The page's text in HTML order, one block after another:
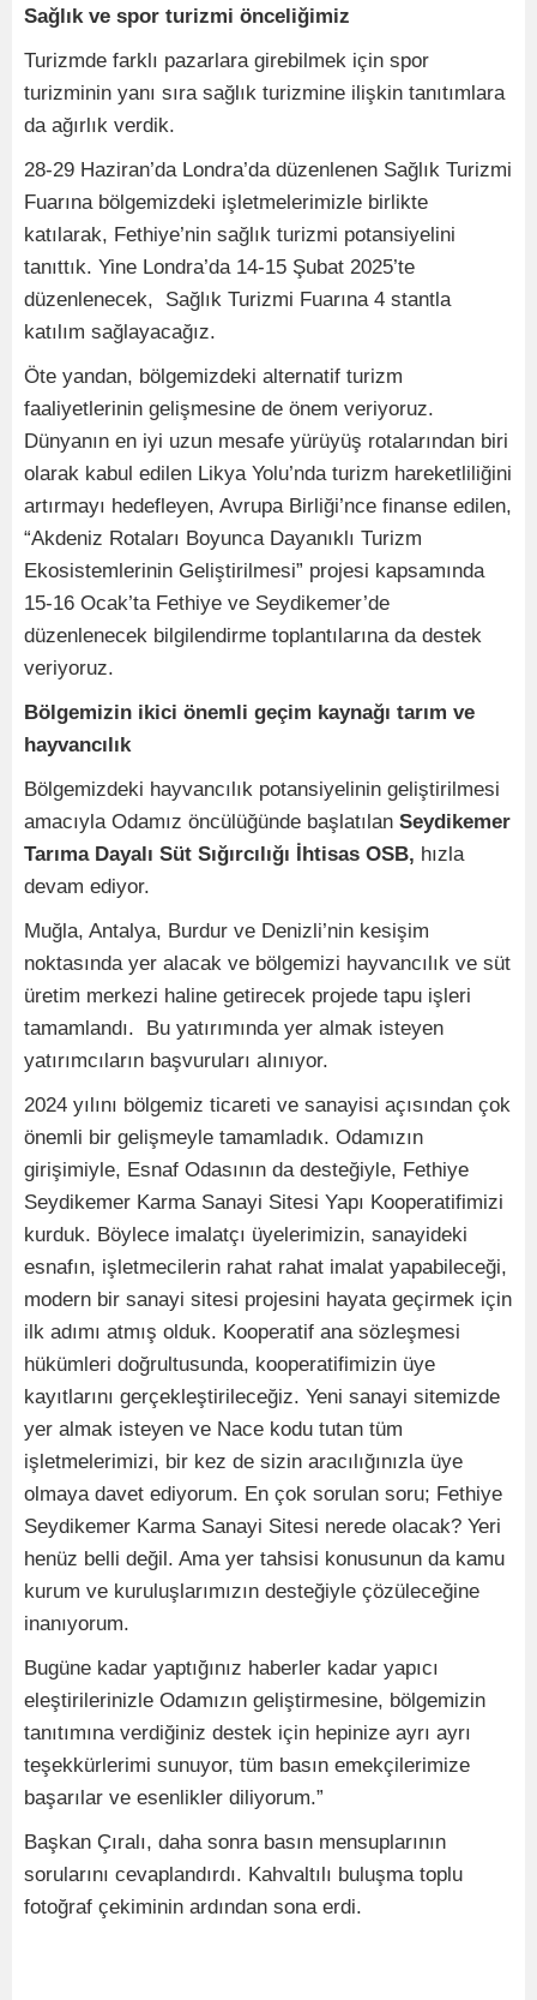
Sağlık ve spor turizmi önceliğimiz
Turizmde farklı pazarlara girebilmek için spor
turizminin yanı sıra sağlık turizmine ilişkin tanıtımlara
da ağırlık verdik.
28-29 Haziran’da Londra’da düzenlenen Sağlık Turizmi
Fuarına bölgemizdeki işletmelerimizle birlikte
katılarak, Fethiye’nin sağlık turizmi potansiyelini
tanıttık. Yine Londra’da 14-15 Şubat 2025’te
düzenlenecek, Sağlık Turizmi Fuarına 4 stantla
katılım sağlayacağız.
Öte yandan, bölgemizdeki alternatif turizm
faaliyetlerinin gelişmesine de önem veriyoruz.
Dünyanın en iyi uzun mesafe yürüyüş rotalarından biri
olarak kabul edilen Likya Yolu’nda turizm hareketliliğini
artırmayı hedefleyen, Avrupa Birliği’nce finanse edilen,
“Akdeniz Rotaları Boyunca Dayanıklı Turizm
Ekosistemlerinin Geliştirilmesi” projesi kapsamında
15-16 Ocak’ta Fethiye ve Seydikemer’de
düzenlenecek bilgilendirme toplantılarına da destek
veriyoruz.
Bölgemizin ikici önemli geçim kaynağı tarım ve
hayvancılık
Bölgemizdeki hayvancılık potansiyelinin geliştirilmesi
amacıyla Odamız öncülüğünde başlatılan Seydikemer
Tarıma Dayalı Süt Sığırcılığı İhtisas OSB, hızla
devam ediyor.
Muğla, Antalya, Burdur ve Denizli’nin kesişim
noktasında yer alacak ve bölgemizi hayvancılık ve süt
üretim merkezi haline getirecek projede tapu işleri
tamamlandı. Bu yatırımında yer almak isteyen
yatırımcıların başvuruları alınıyor.
2024 yılını bölgemiz ticareti ve sanayisi açısından çok
önemli bir gelişmeyle tamamladık. Odamızın
girişimiyle, Esnaf Odasının da desteğiyle, Fethiye
Seydikemer Karma Sanayi Sitesi Yapı Kooperatifimizi
kurduk. Böylece imalatçı üyelerimizin, sanayideki
esnafın, işletmecilerin rahat rahat imalat yapabileceği,
modern bir sanayi sitesi projesini hayata geçirmek için
ilk adımı atmış olduk. Kooperatif ana sözleşmesi
hükümleri doğrultusunda, kooperatifimizin üye
kayıtlarını gerçekleştirileceğiz. Yeni sanayi sitemizde
yer almak isteyen ve Nace kodu tutan tüm
işletmelerimizi, bir kez de sizin aracılığınızla üye
olmaya davet ediyorum. En çok sorulan soru; Fethiye
Seydikemer Karma Sanayi Sitesi nerede olacak? Yeri
henüz belli değil. Ama yer tahsisi konusunun da kamu
kurum ve kuruluşlarımızın desteğiyle çözüleceğine
inanıyorum.
Bugüne kadar yaptığınız haberler kadar yapıcı
eleştirilerinizle Odamızın geliştirmesine, bölgemizin
tanıtımına verdiğiniz destek için hepinize ayrı ayrı
teşekkürlerimi sunuyor, tüm basın emekçilerimize
başarılar ve esenlikler diliyorum.”
Başkan Çıralı, daha sonra basın mensuplarının
sorularını cevaplandırdı. Kahvaltılı buluşma toplu
fotoğraf çekiminin ardından sona erdi.